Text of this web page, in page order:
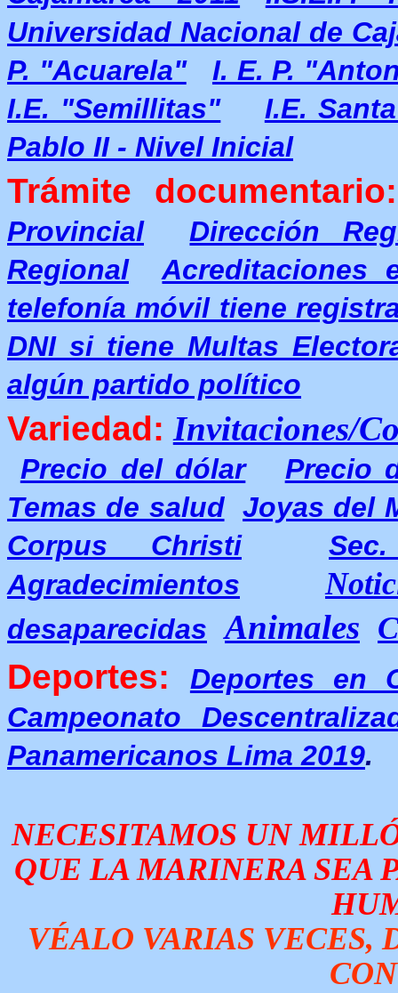
Universidad Nacional de
P. "Acuarela"
I. E. P.
I.E. "Semillitas"
I.E.
Pablo II - Nivel Inicial
Trámite documentario:
Provincial
Dirección
Regional
Acreditaciones
telefonía móvil tiene
DNI si tiene Multas
algún partido político
Variedad: Invitaciones/
Precio del dólar
Precio
Temas de salud Joyas del
Corpus Christi
Agradecimientos
desaparecidas Animales
Deportes:
Deportes en
Campeonato
Panamericanos Lima 2019.
NECESITAMOS UN
QUE LA MARINERA SEA
VÉALO VARIAS VECES,